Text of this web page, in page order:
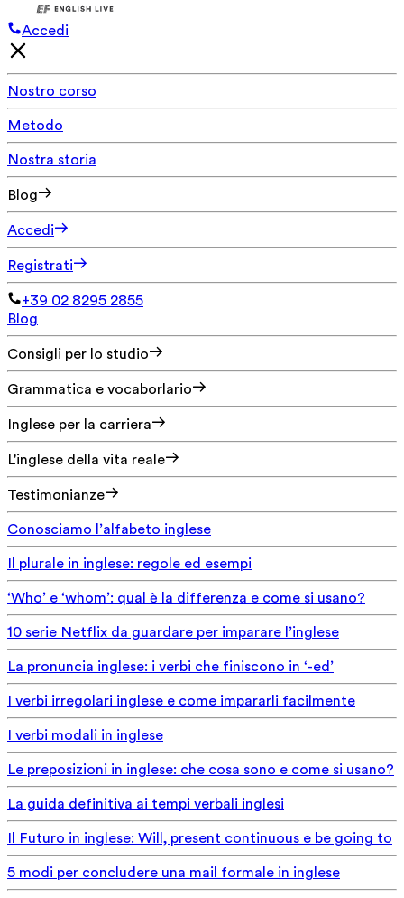
Accedi
Nostro corso
Metodo
Nostra storia
Blog
Accedi
Registrati
+39 02 8295 2855
Blog
Consigli per lo studio
Grammatica e vocaborlario
Inglese per la carriera
L'inglese della vita reale
Testimonianze
Conosciamo l’alfabeto inglese
Il plurale in inglese: regole ed esempi
‘Who’ e ‘whom’: qual è la differenza e come si usano?
10 serie Netflix da guardare per imparare l’inglese
La pronuncia inglese: i verbi che finiscono in ‘-ed’
I verbi irregolari inglese e come impararli facilmente
I verbi modali in inglese
Le preposizioni in inglese: che cosa sono e come si usano?
La guida definitiva ai tempi verbali inglesi
Il Futuro in inglese: Will, present continuous e be going to
5 modi per concludere una mail formale in inglese